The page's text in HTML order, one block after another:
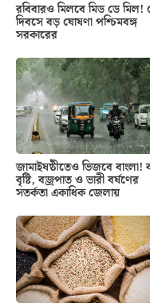
রবিবারও মিলবে মিড ডে
দিবসে বড় ঘোষণা পশ্চিমবঙ্গ
সরকারের
জামাইষষ্ঠীতেও ভিজবে
বৃষ্টি, বজ্রপাত ও ভারী বর্ষণের
সতর্কতা একাধিক জেলায়